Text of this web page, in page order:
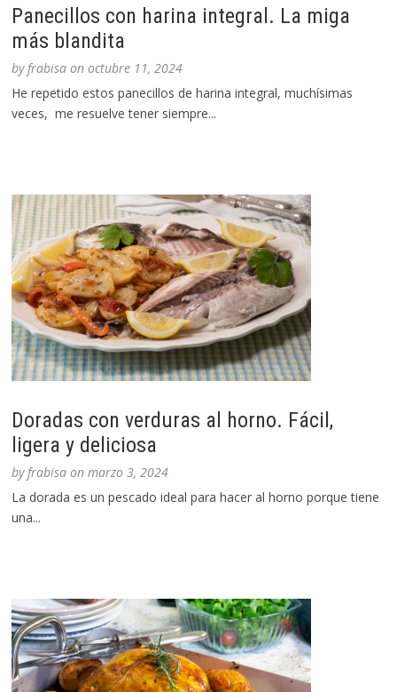
Panecillos con harina integral. La miga
más blandita
byfrabisa onoctubre 11, 2024
He repetido estos panecillos de harina integral, muchísimas
veces, me resuelve tener siempre...
Doradas con verduras al horno. Fácil,
ligera y deliciosa
byfrabisa onmarzo 3, 2024
La dorada es un pescado ideal para hacer al horno porque tiene
una...